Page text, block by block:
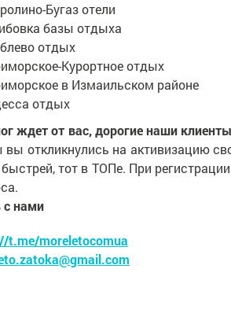
Бугаз отели
базы отдыха
отдых
Курортное отдых
в Измаильском районе
отдых
ждет от вас, дорогие наши
вы откликнулись на активизацию
тот в ТОПе. При
с нами
t.me/moreletocomua